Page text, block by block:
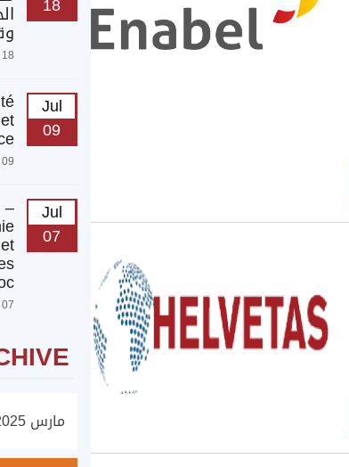
18 Jul @ 12:00 11:59
Jul
09
09 Jul @ 12:00 11:59
Jul
07
07 Jul @ 12:00 11:59